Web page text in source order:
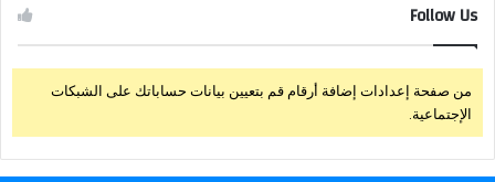
Follow Us
من صفحة إعدادات إضافة أرقام قم بتعيين بيانات حساباتك على الشبكات
الإجتماعية.